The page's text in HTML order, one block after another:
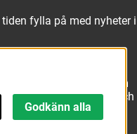
fylla på med nyheter i
välkända märken som
rörelsefrihet, både på och
Godkänn alla